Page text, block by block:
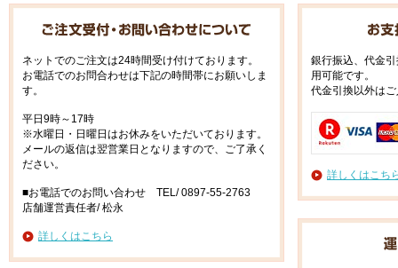
ネットでのご注文は24時間受け付けております。
お電話でのお問合わせは下記の時間帯にお願いしま
す。
平日9時～17時
※水曜日・日曜日はお休みをいただいております。
メールの返信は翌営業日となりますので、ご了承く
ださい。
■お電話でのお問い合わせ TEL/ 0897-55-2763
店舗運営責任者/ 松永
詳しくはこちら
銀行振込、代金
用可能です。
代金引換以外は
詳しくはこち